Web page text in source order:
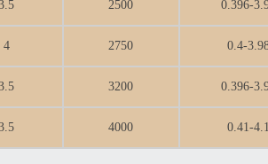
2500 0.396-
4 2750 0.4-
3200 0.396-
4000 0.41-